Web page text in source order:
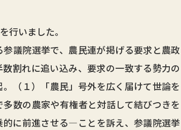
行いました。
議院選挙で、農民連が掲げる要求と農政
割れに追い込み、要求の一致する勢力の
（１）「農民」号外を広く届けて世論を
数の農家や有権者と対話して結びつきを
に前進させる―ことを訴え、参議院選挙